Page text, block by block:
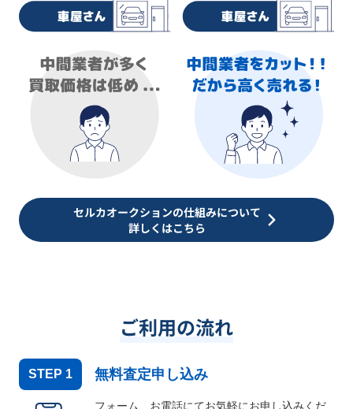
セルカオークションの仕組みについて
詳しくはこちら
ご利用の流れ
STEP 1 無料査定申し込み
フォーム、お電話にてお気軽にお申し込みくだ